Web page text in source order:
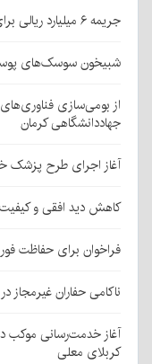
جریمه ۶ میلیارد ریالی برای قاچاقچی نارنگی پاکستانی در بافت
شبیخون سوسک‌های
از بومی‌سازی
جهاددانشگاهی کرمان
آغاز اجرای طرح پزشک
کاهش دید افقی و کیفیت
فراخوان برای حفاظت
ناکامی حفاران غیرمجاز
آغاز خدمت‌رسانی موکب
کربلای معلی